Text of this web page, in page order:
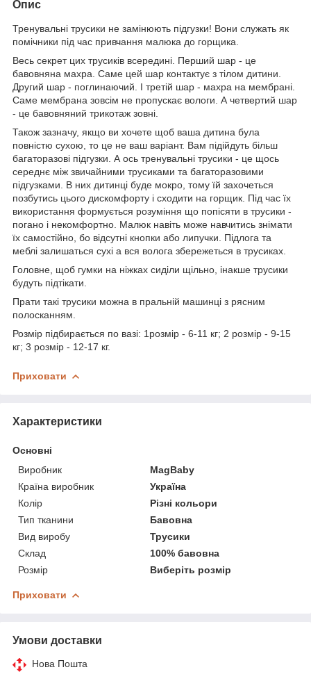
Опис
Тренувальні трусики не замінюють підгузки! Вони служать як
помічники під час привчання малюка до горщика.
Весь секрет цих трусиків всередині. Перший шар - це
бавовняна махра. Саме цей шар контактує з тілом дитини.
Другий шар - поглинаючий. І третій шар - махра на мембрані.
Саме мембрана зовсім не пропускає вологи. А четвертий шар
- це бавовняний трикотаж зовні.
Також зазначу, якщо ви хочете щоб ваша дитина була
повністю сухою, то це не ваш варіант. Вам підійдуть більш
багаторазові підгузки. А ось тренувальні трусики - це щось
середнє між звичайними трусиками та багаторазовими
підгузками. В них дитинці буде мокро, тому їй захочеться
позбутись цього дискомфорту і сходити на горщик. Під час їх
використання формується розуміння що попісяти в трусики -
погано і некомфортно. Малюк навіть може навчитись знімати
їх самостійно, бо відсутні кнопки або липучки. Підлога та
меблі залишаться сухі а вся волога збережеться в трусиках.
Головне, щоб гумки на ніжках сиділи щільно, інакше трусики
будуть підтікати.
Прати такі трусики можна в пральній машинці з рясним
полосканням.
Розмір підбирається по вазі: 1розмір - 6-11 кг; 2 розмір - 9-15
кг; 3 розмір - 12-17 кг.
Приховати
Характеристики
Основні
Виробник
MagBaby
Країна виробник
Україна
Колір
Різні кольори
Тип тканини
Бавовна
Вид виробу
Трусики
Склад
100% бавовна
Розмір
Виберіть розмір
Приховати
Умови доставки
Нова Пошта